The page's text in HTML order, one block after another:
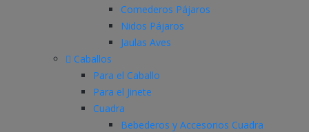
Comederos Pájaros
Nidos Pájaros
Jaulas Aves
Caballos
Para el Caballo
Para el Jinete
Cuadra
Bebederos y Accesorios Cuadra